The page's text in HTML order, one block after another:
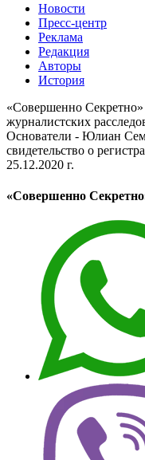
Новости
Пресс-центр
Реклама
Редакция
Авторы
История
«Совершенно
журналистских
Основатели - Юлиан
свидетельство о
25.12.2020 г.
«Совершенно